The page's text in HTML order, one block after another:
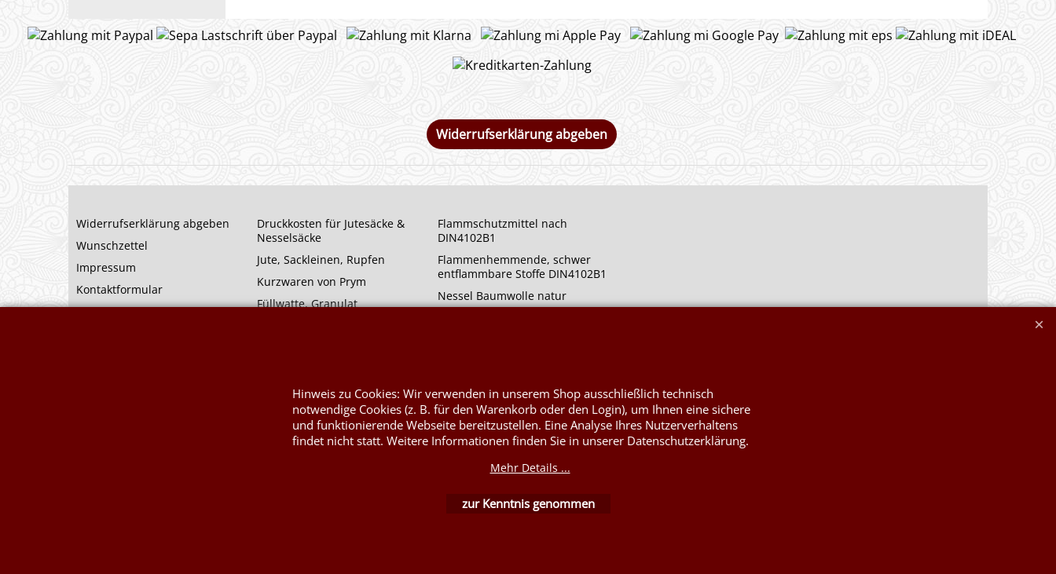
Widerrufserklärung abgeben
Widerrufserklärung abgeben
Wunschzettel
Impressum
Kontaktformular
Druckkosten für Jutesäcke &
Nesselsäcke
Jute, Sackleinen, Rupfen
Kurzwaren von Prym
Füllwatte, Granulat
Flammschutzmittel nach
DIN4102B1
Flammenhemmende, schwer
entflammbare Stoffe DIN4102B1
Nessel Baumwolle natur
WebShop erstellt mit ShopFactory Shop Software.
Hinweis zu Cookies: Wir verwenden in unserem Shop ausschließlich technisch
notwendige Cookies (z. B. für den Warenkorb oder den Login), um Ihnen eine sichere
und funktionierende Webseite bereitzustellen. Eine Analyse Ihres Nutzerverhaltens
findet nicht statt. Weitere Informationen finden Sie in unserer Datenschutzerklärung.
Mehr Details ...
zur Kenntnis genommen